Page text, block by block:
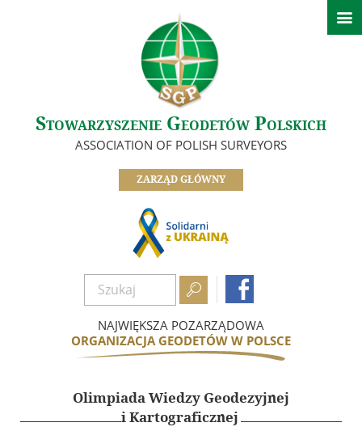
Stowarzyszenie Geodetów Polskich
ASSOCIATION OF POLISH SURVEYORS
ZARZĄD GŁÓWNY
 
NAJWIĘKSZA POZARZĄDOWA
ORGANIZACJA GEODETÓW W POLSCE

Aktualności
Informacje Zarządu Głównego
Informacje z oddziałów SGP
Ważne informacje
O nas
Zarząd
Informacje z komisji, sekcji i klubów
Odznaczeni Członkowie
Historia SGP
Dokumenty
Zostań członkiem
Nasze referencje
Geodezyjna Osnowa Pamięci
Rzeczoznawcy SGP
Olimpiada Wiedzy Geodezyjnej
i Kartograficznej